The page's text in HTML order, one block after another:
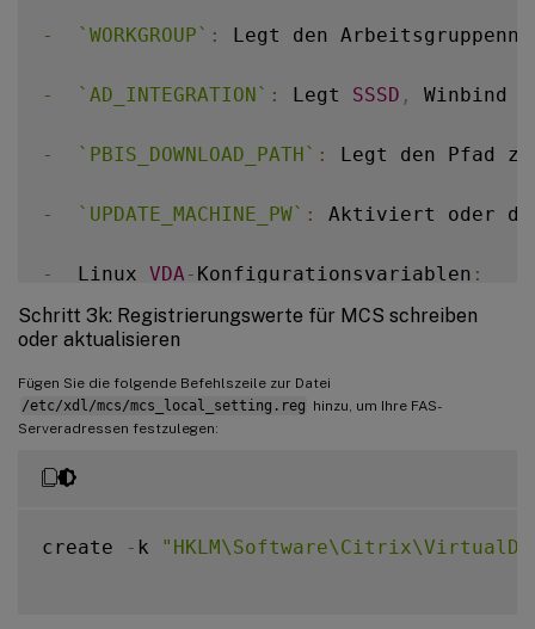
- ` WORKGROUP ` : Legt den
- ` AD_INTEGRATION ` : Legt SSSD , Winbind
- ` PBIS_DOWNLOAD_PATH ` : Legt den Pfad
- ` UPDATE_MACHINE_PW` : Aktiviert oder
-
  Linux
VDA - Konfigurationsvariablen :
`DOTNET_RUNTIME_PATH
`SUPPORT_DDC_AS_CNAME
`VDA_PORT`=
`VDI_MODE` =Y |
N
Schritt 3k: Registrierungswerte für MCS schreiben
oder aktualisieren
Fügen Sie die folgende Befehlszeile zur Datei
/etc/xdl/mcs/mcs_local_setting.reg hinzu, um Ihre FAS-
Serveradressen festzulegen:
create - k